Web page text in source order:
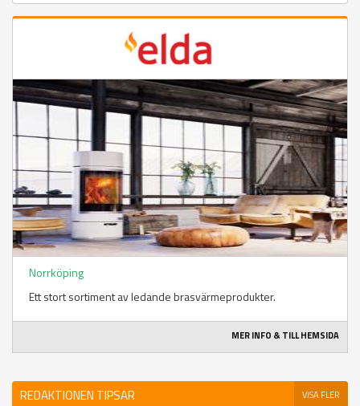
Norrköping
Ett stort sortiment av ledande brasvärmeprodukter.
MER INFO & TILL HEMSIDA
REDAKTIONEN TIPSAR VISA FLER